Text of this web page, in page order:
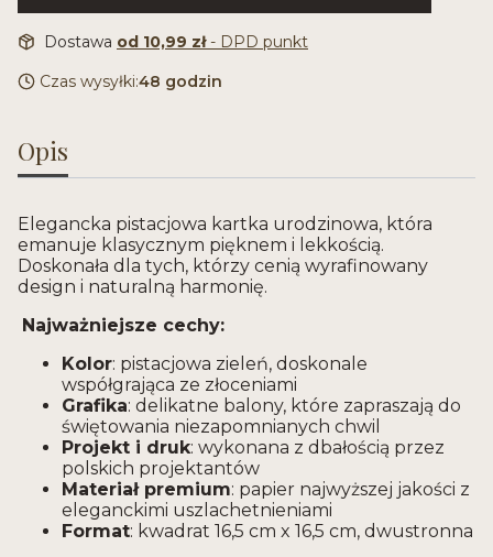
Dostawa od 10,99 zł- DPD punkt
Czas wysyłki:48 godzin
Opis
Elegancka pistacjowa kartka urodzinowa, która
emanuje klasycznym pięknem i lekkością.
Doskonała dla tych, którzy cenią wyrafinowany
design i naturalną harmonię.
Najważniejsze cechy:
Kolor: pistacjowa zieleń, doskonale
współgrająca ze złoceniami
Grafika: delikatne balony, które zapraszają do
świętowania niezapomnianych chwil
Projekt i druk: wykonana z dbałością przez
polskich projektantów
Materiał premium: papier najwyższej jakości z
eleganckimi uszlachetnieniami
Format: kwadrat 16,5 cm x 16,5 cm, dwustronna